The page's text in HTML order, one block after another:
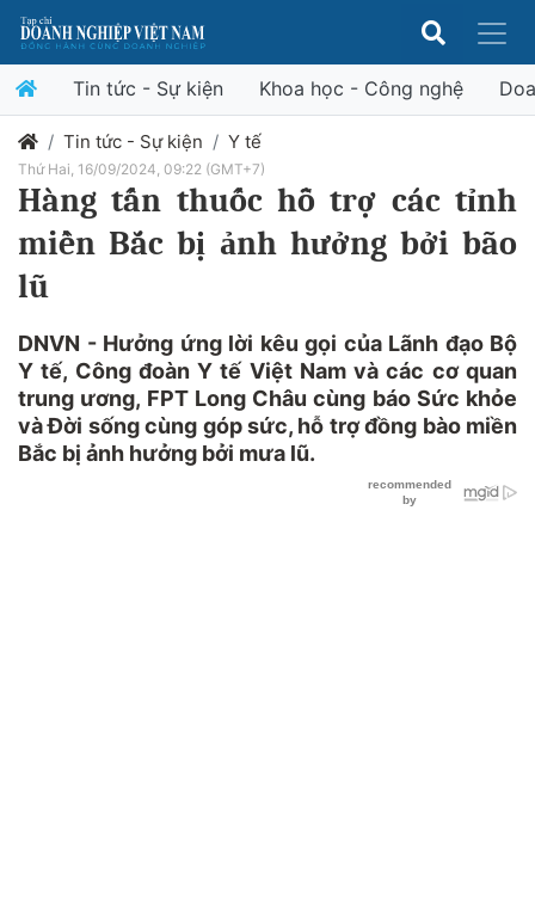
Tin tức - Sự kiện Khoa học - Công nghệ
Tin tức - Sự kiện Y tế
Thứ Hai, 16/09/2024, 09:22 (GMT+7)
Hàng tấn thuốc hỗ trợ các tỉnh
miền Bắc bị ảnh hưởng bởi bão
lũ
DNVN - Hưởng ứng lời kêu gọi của Lãnh đạo Bộ
Y tế, Công đoàn Y tế Việt Nam và các cơ quan
trung ương, FPT Long Châu cùng báo Sức khỏe
và Đời sống cùng góp sức, hỗ trợ đồng bào miền
Bắc bị ảnh hưởng bởi mưa lũ.